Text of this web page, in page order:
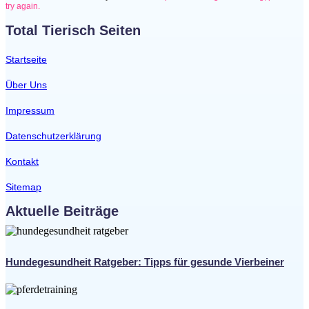
try again.
Total Tierisch Seiten
Startseite
Über Uns
Impressum
Datenschutzerklärung
Kontakt
Sitemap
Aktuelle Beiträge
Hundegesundheit Ratgeber: Tipps für gesunde Vierbeiner